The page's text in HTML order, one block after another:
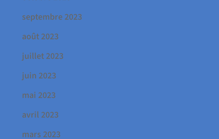
septembre 2023
août 2023
juillet 2023
juin 2023
mai 2023
avril 2023
mars 2023